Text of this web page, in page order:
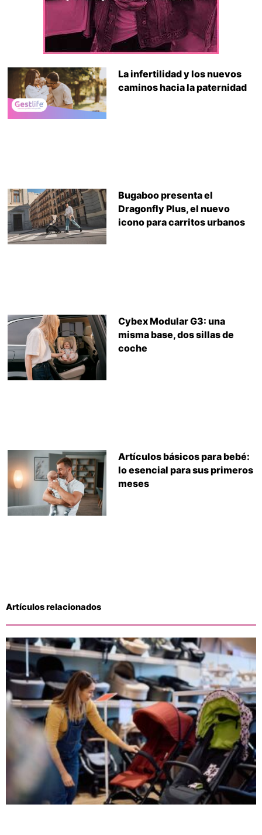
La infertilidad y los nuevos
caminos hacia la paternidad
Bugaboo presenta el
Dragonfly Plus, el nuevo
icono para carritos urbanos
Cybex Modular G3: una
misma base, dos sillas de
coche
Artículos básicos para bebé:
lo esencial para sus primeros
meses
Artículos relacionados